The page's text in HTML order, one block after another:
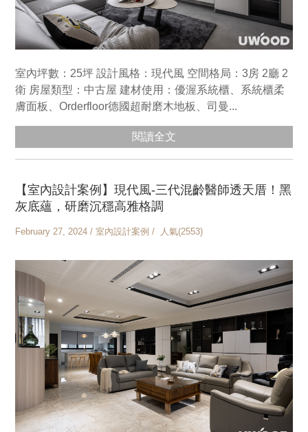
室內坪數：25坪 設計風格：現代風 空間格局：3房 2廳 2
衛 房屋類型：中古屋 建材使用：優渥系統櫃、系統櫃柔
膚面板、Orderfloor德國超耐磨木地板、司曼...
閱讀全文
【室內設計案例】現代風-三代混齡醫師透天厝！黑
灰底蘊，研磨沉穩高雅格調
February 27, 2024 / 室內設計案例 / 人氣(2553)